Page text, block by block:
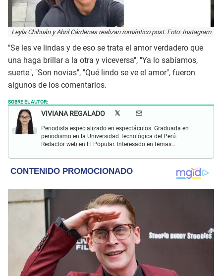
Leyla Chihuán y Abril Cárdenas realizan romántico post. Foto: Instagram
"Se les ve lindas y de eso se trata el amor verdadero que
una haga brillar a la otra y viceversa", "Ya lo sabíamos,
suerte", "Son novias", "Qué lindo se ve el amor", fueron
algunos de los comentarios.
SOBRE EL AUTOR:
VIVIANA REGALADO
Periodista especializado en espectáculos. Graduada en
periodismo en la Universidad Tecnológica del Perú.
Redactor web en El Popular. Interesado en temas
y crónicas.